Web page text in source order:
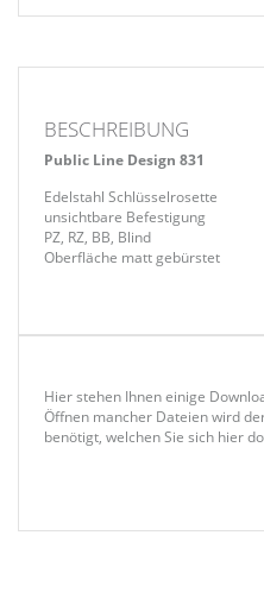
BESCHREIBUNG
Public Line Design 831
Edelstahl Schlüsselrosette
unsichtbare Befestigung
PZ, RZ, BB, Blind
Oberfläche matt gebürstet
Hier stehen Ihnen einige
Öffnen mancher Dateien wird
benötigt, welchen Sie sich hier